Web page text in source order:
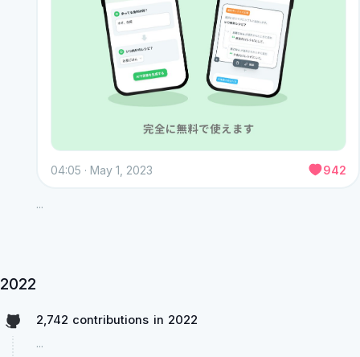
04:05 · May 1, 2023 942
...
2022
2,742 contributions in 2022
...